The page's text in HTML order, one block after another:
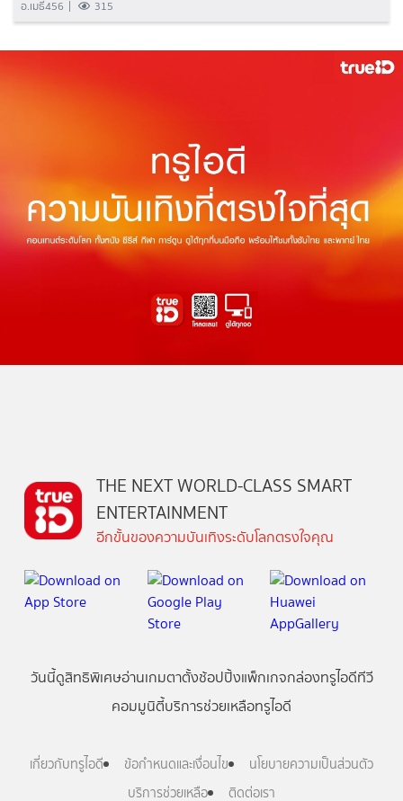
อ.เมธี456 315
THE NEXT WORLD-CLASS SMART
ENTERTAINMENT
อีกขั้นของความบันเทิงระดับโลกตรงใจคุณ
วันนี้ดูสิทธิพิเศษอ่านเกมตาตั้งช้อปปิ้งแพ็กเกจกล่องทรูไอดีทีวี
คอมมูนิตี้บริการช่วยเหลือทรูไอดี
เกี่ยวกับทรูไอดี ข้อกำหนดและเงื่อนไข
นโยบายความเป็นส่วนตัว
บริการช่วยเหลือ
ติดต่อเรา